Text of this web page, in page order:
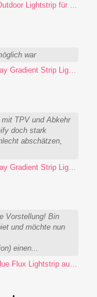
→ Neuer Philips Hue Neon Outdoor Lightstrip für 130 Euro
war
→ Philips Hue arbeitet an Play Gradient Strip Light Pro
TPV und Abkehr
doch stark
abschätzen,
Vorstellung! Bin
und möchte nun
einen...
→ Alle Details zum Philips Hue Flux Lightstrip auf einen Blick